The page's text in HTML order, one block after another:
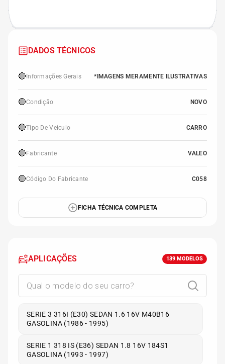
DADOS TÉCNICOS
🔴 Informações Gerais *IMAGENS MERAMENTE ILUSTRATIVAS
🔴Condição NOVO
🔴Tipo De Veículo CARRO
🔴 Fabricante VALEO
🔴Código Do Fabricante C058
FICHA TÉCNICA COMPLETA
APLICAÇÕES 139 MODELOS
SERIE 3 316I (E30) SEDAN 1.6 16V M40B16
GASOLINA (1986 - 1995)
SERIE 1 318 IS (E36) SEDAN 1.8 16V 184S1
GASOLINA (1993 - 1997)